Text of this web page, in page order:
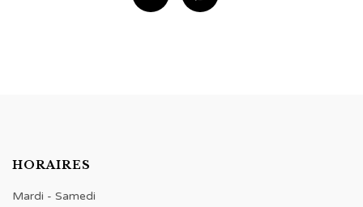
HORAIRES
Mardi - Samedi